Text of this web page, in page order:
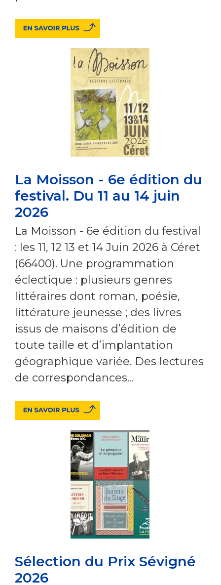
La Moisson - 6e édition du
festival. Du 11 au 14 juin
2026
La Moisson - 6e édition du festival
: les 11, 12 13 et 14 Juin 2026 à Céret
(66400). Une programmation
éclectique : plusieurs genres
littéraires dont roman, poésie,
littérature jeunesse ; des livres
issus de maisons d’édition de
toute taille et d’implantation
géographique variée. Des lectures
de correspondances...
Sélection du Prix Sévigné
2026